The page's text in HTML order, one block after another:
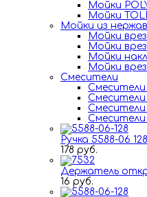
Мойки
Мойки
Мойки из
Мойки
Мойки
Мойки
Мойки
Смесители
Смесители
Ручка 5588-06
178 руб.
Держатель
16 руб.